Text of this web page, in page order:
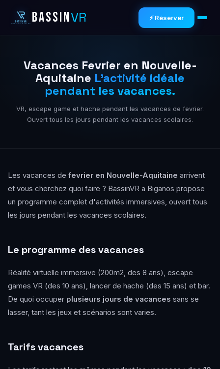
BASSINVR ⚡ Réserver
Vacances Fevrier en Nouvelle-
Aquitaine L'activité idéale
pendant les vacances.
VR, escape game et hache pendant les vacances de fevrier.
Ouvert tous les jours pendant les vacances scolaires.
Les vacances de fevrier en Nouvelle-Aquitaine arrivent
et vous cherchez quoi faire ? BassinVR a Biganos propose
un programme complet d'activités immersives, ouvert tous
les jours pendant les vacances scolaires.
Le programme des vacances
Réalité virtuelle immersive (200m2, des 8 ans), escape
games VR (des 10 ans), lancer de hache (des 15 ans) et bar.
De quoi occuper plusieurs jours de vacances sans se
lasser, tant les jeux et scénarios sont varies.
Tarifs vacances